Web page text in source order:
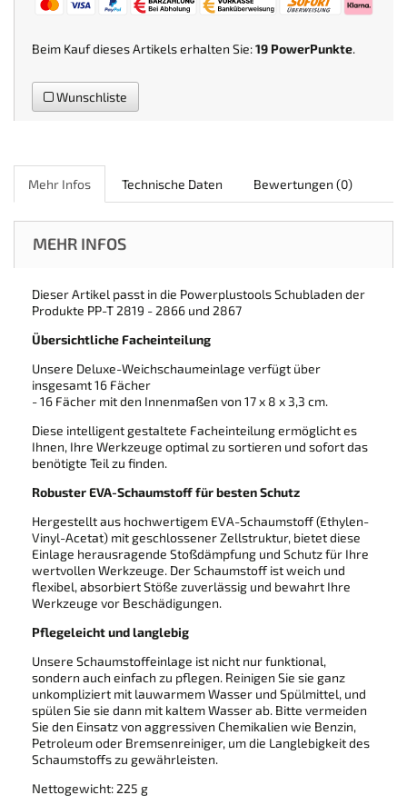
Beim Kauf dieses Artikels erhalten Sie:19 PowerPunkte.
Wunschliste
Mehr Infos Technische Daten Bewertungen (0)
MEHR INFOS
Dieser Artikel passt in die Powerplustools Schubladen der
Produkte PP-T 2819 - 2866 und 2867
Übersichtliche Facheinteilung
Unsere Deluxe-Weichschaumeinlage verfügt über
insgesamt 16 Fächer
- 16 Fächer mit den Innenmaßen von 17 x 8 x 3,3 cm.
Diese intelligent gestaltete Facheinteilung ermöglicht es
Ihnen, Ihre Werkzeuge optimal zu sortieren und sofort das
benötigte Teil zu finden.
Robuster EVA-Schaumstoff für besten Schutz
Hergestellt aus hochwertigem EVA-Schaumstoff (Ethylen-
Vinyl-Acetat) mit geschlossener Zellstruktur, bietet diese
Einlage herausragende Stoßdämpfung und Schutz für Ihre
wertvollen Werkzeuge. Der Schaumstoff ist weich und
flexibel, absorbiert Stöße zuverlässig und bewahrt Ihre
Werkzeuge vor Beschädigungen.
Pflegeleicht und langlebig
Unsere Schaumstoffeinlage ist nicht nur funktional,
sondern auch einfach zu pflegen. Reinigen Sie sie ganz
unkompliziert mit lauwarmem Wasser und Spülmittel, und
spülen Sie sie dann mit kaltem Wasser ab. Bitte vermeiden
Sie den Einsatz von aggressiven Chemikalien wie Benzin,
Petroleum oder Bremsenreiniger, um die Langlebigkeit des
Schaumstoffs zu gewährleisten.
Nettogewicht: 225 g